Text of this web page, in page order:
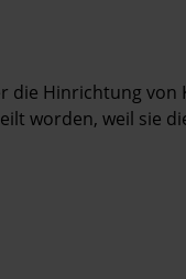
Hinrichtung von
worden, weil sie